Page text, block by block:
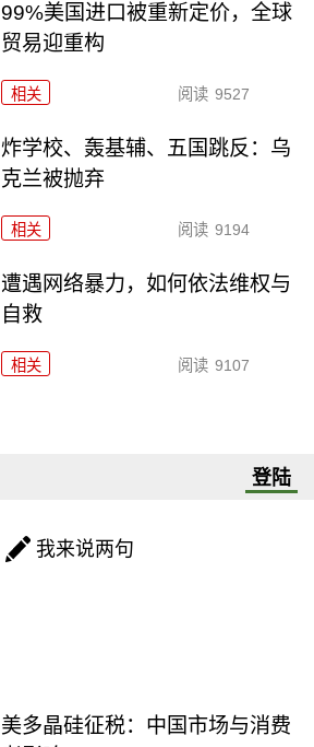
99%美国进口被重新定价，全球
贸易迎重构
相关 阅读 9527
炸学校、轰基辅、五国跳反：乌
克兰被抛弃
相关 阅读 9194
遭遇网络暴力，如何依法维权与
自救
相关 阅读 9107
登陆
我来说两句
美多晶硅征税：中国市场与消费